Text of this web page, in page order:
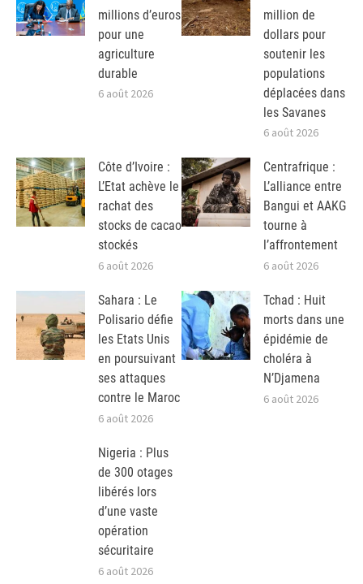
millions d’euros
pour une
agriculture
durable
6 août 2026
million de
dollars pour
soutenir les
populations
déplacées dans
les Savanes
6 août 2026
Côte d’Ivoire :
L’Etat achève le
rachat des
stocks de cacao
stockés
6 août 2026
Centrafrique :
L’alliance entre
Bangui et AAKG
tourne à
l’affrontement
6 août 2026
Sahara : Le
Polisario défie
les Etats Unis
en poursuivant
ses attaques
contre le Maroc
6 août 2026
Tchad : Huit
morts dans une
épidémie de
choléra à
N’Djamena
6 août 2026
Nigeria : Plus
de 300 otages
libérés lors
d’une vaste
opération
sécuritaire
6 août 2026